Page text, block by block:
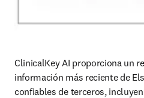
ClinicalKey AI proporciona un
información más reciente de
confiables de terceros,